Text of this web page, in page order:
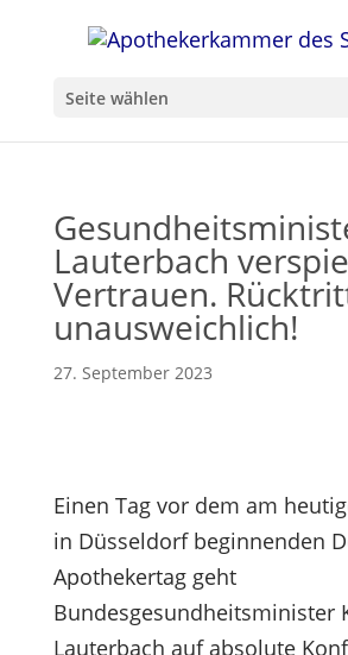
Seite wählen
Lauterbach
Vertrauen.
unausweichlich!
27. September 2023
Einen Tag vor dem am
in Düsseldorf beginnenden
Apothekertag geht
Bundesgesundheitsminister
Lauterbach auf absolute